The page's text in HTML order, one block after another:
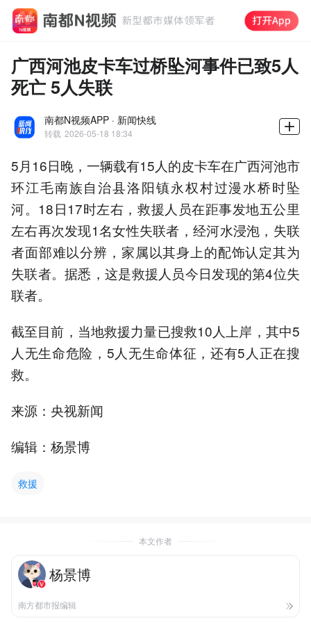
广西河池皮卡车过桥坠河事件已致5人
死亡 5人失联
南都N视频APP · 新闻快线
转载 2026-05-18 18:34
5月16日晚，一辆载有15人的皮卡车在广西河池市
环江毛南族自治县洛阳镇永权村过漫水桥时坠
河。18日17时左右，救援人员在距事发地五公里
左右再次发现1名女性失联者，经河水浸泡，失联
者面部难以分辨，家属以其身上的配饰认定其为
失联者。据悉，这是救援人员今日发现的第4位失
联者。
截至目前，当地救援力量已搜救10人上岸，其中5
人无生命危险，5人无生命体征，还有5人正在搜
救。
来源：央视新闻
编辑：杨景博
救援
本文作者
杨景博
南方都市报编辑